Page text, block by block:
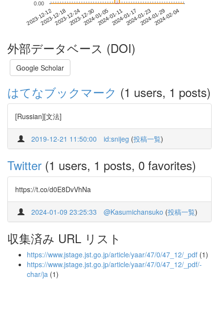
2023-12-122023-12-182023-12-242023-12-302024-01-052024-01-112024-01-172024-01-232024-01-292024-02-04
0.00
外部データベース (DOI)
Google Scholar
はてなブックマーク (1 users, 1 posts)
[Russian][文法]
2019-12-21 11:50:00 id:snijeg (投稿一覧)
Twitter (1 users, 1 posts, 0 favorites)
https://t.co/d0E8DvVhNa
2024-01-09 23:25:33 @Kasumichansuko (投稿一覧)
収集済み URL リスト
https://www.jstage.jst.go.jp/article/yaar/47/0/47_12/_pdf (1)
https://www.jstage.jst.go.jp/article/yaar/47/0/47_12/_pdf/-
char/ja (1)